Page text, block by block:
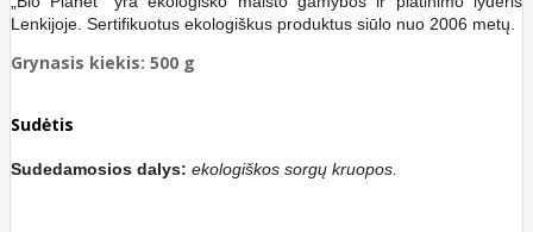
Lenkijoje. Sertifikuotus ekologiškus produktus siūlo nuo 2006 metų.
Grynasis kiekis: 500 g
Sudėtis
Sudedamosios dalys: ekologiškos sorgų kruopos.